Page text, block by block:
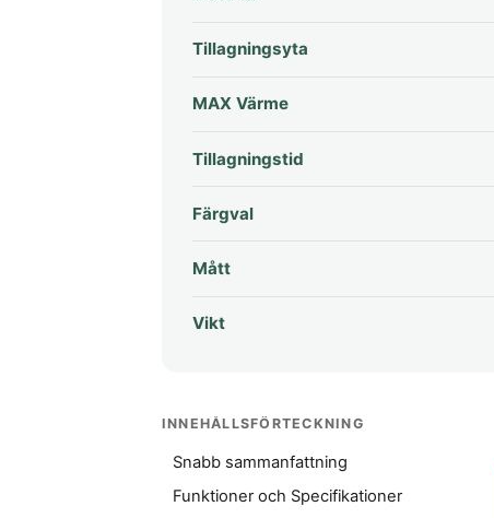
Tillagningsyta
MAX Värme
Tillagningstid
Färgval
Mått
Vikt
INNEHÅLLSFÖRTECKNING
Snabb sammanfattning
Funktioner och Specifikationer